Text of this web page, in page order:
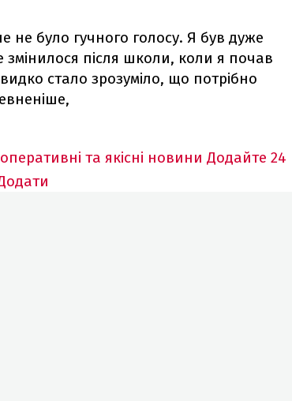
не було гучного голосу. Я був дуже
змінилося після школи, коли я почав
стало зрозуміло, що потрібно
та якісні новини Додайте 24